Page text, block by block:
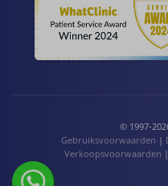
© 1997-
Gebruiksvoorwaarden |
Verkoopsvoorwaarden |